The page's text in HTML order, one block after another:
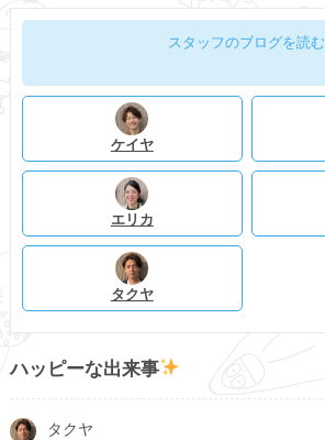
スタッフのブログを読む
ケイヤ
エリカ
タクヤ
ハッピーな出来事
タクヤ